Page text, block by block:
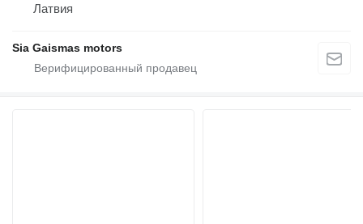
Латвия
Sia Gaismas motors